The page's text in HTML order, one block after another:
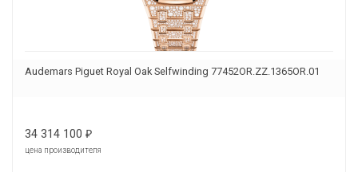
Audemars Piguet Royal Oak Selfwinding 77452OR.ZZ.1365OR.01
34 314 100 ₽
цена производителя